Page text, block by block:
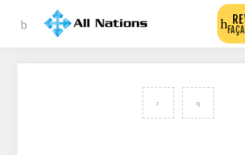
VOLTAR PARA TODOS OS POSTS